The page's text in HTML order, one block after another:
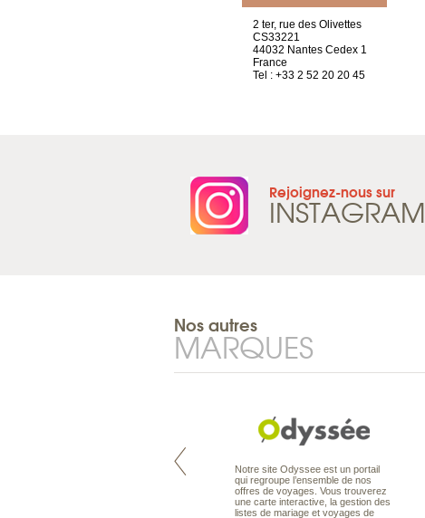
2 ter, rue des Olivettes
CS33221
44032 Nantes Cedex 1
France
Tel : +33 2 52 20 20 45
Rejoignez-nous sur
INSTAGRAM
Nos autres
MARQUES
Pacifique à la carte est le spécialiste
Notre site Odyssee est un portail
qui regroupe l’ensemble de nos
offres de voyages. Vous trouverez
une carte interactive, la gestion des
listes de mariage et voyages de